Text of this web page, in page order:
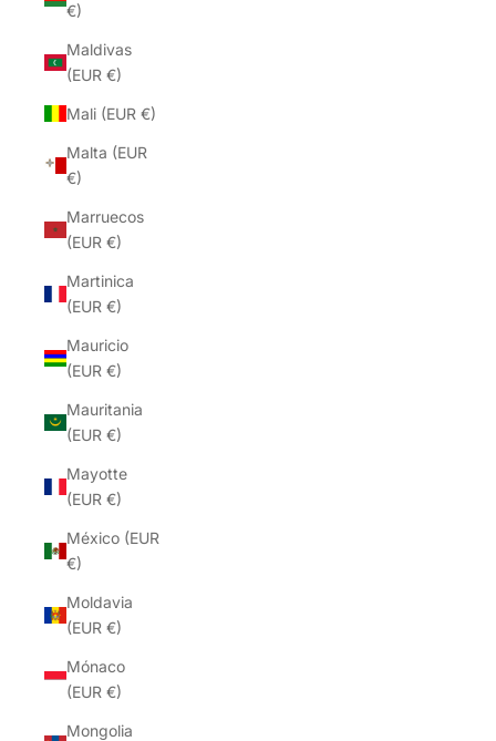
€)
Maldivas
(EUR €)
Mali (EUR €)
Malta (EUR
€)
Marruecos
(EUR €)
Martinica
(EUR €)
Mauricio
(EUR €)
Mauritania
(EUR €)
Mayotte
(EUR €)
México (EUR
€)
Moldavia
(EUR €)
Mónaco
(EUR €)
Mongolia